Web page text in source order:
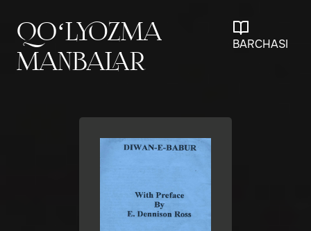
QO‘LYOZMA
MANBALAR
BARCHASI